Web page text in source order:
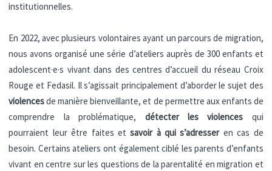
institutionnelles.
En 2022, avec plusieurs volontaires ayant un parcours de migration,
nous avons organisé une série d’ateliers auprès de 300 enfants et
adolescent·e·s vivant dans des centres d’accueil du réseau Croix
Rouge et Fedasil. Il s’agissait principalement d’aborder le sujet des
violencesde manière bienveillante, et de permettre aux enfants de
comprendre la problématique, détecter les violences qui
pourraient leur être faites et savoir à qui s’adresseren cas de
besoin. Certains ateliers ont également ciblé les parents d’enfants
vivant en centre sur les questions de la parentalité en migration et